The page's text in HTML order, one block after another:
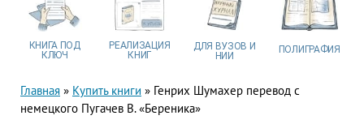
КНИГА ПОД
КЛЮЧ
РЕАЛИЗАЦИЯ
КНИГ
ДЛЯ ВУЗОВ И
НИИ
ПОЛИГРАФИЯ
Главная » Купить книги » Генрих Шумахер перевод с
немецкого Пугачев В. «Береника»